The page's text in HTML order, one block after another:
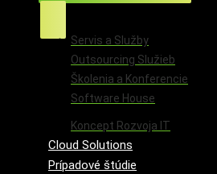
Servis a Služby
Outsourcing Služieb
Školenia a Konferencie
Software House
Koncept Rozvoja IT
Cloud Solutions
Prípadové štúdie